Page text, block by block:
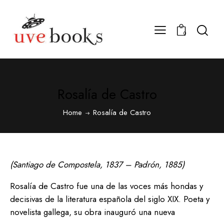
0
Home Rosalía de Castro
(Santiago de Compostela, 1837 – Padrón, 1885)
Rosalía de Castro fue una de las voces más hondas y
decisivas de la literatura española del siglo XIX. Poeta y
novelista gallega, su obra inauguró una nueva